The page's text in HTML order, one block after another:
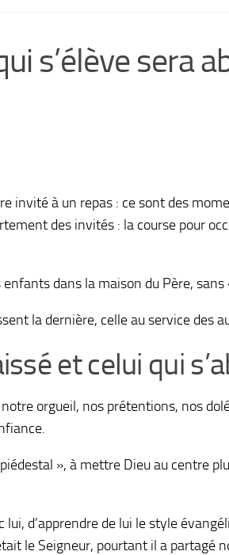
s’élève sera
invité à un repas : ce sont des
des invités : la course pour
dans la maison du Père,
la dernière, celle au service des
et celui qui
orgueil, nos prétentions, nos
», à mettre Dieu au centre
d’apprendre de lui le style
le Seigneur, pourtant il a